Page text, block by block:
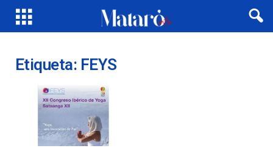
Etiqueta: FEYS